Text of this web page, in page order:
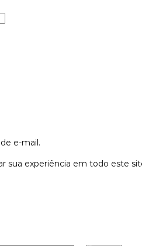
e-mail.
sua experiência em todo este